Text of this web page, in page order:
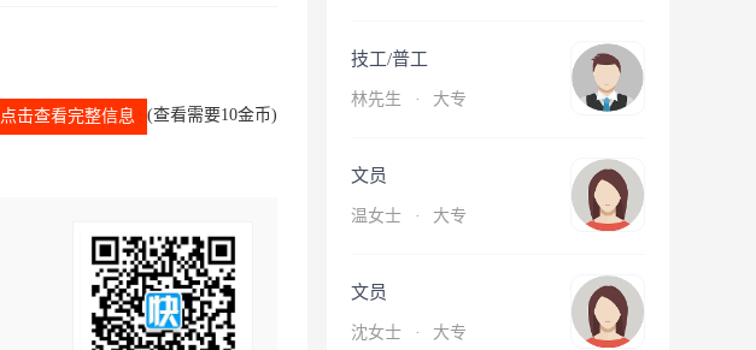
点击查看完整信息 (查看需要10金币)
技工/普工
林先生 · 大专
文员
温女士 · 大专
文员
沈女士 · 大专